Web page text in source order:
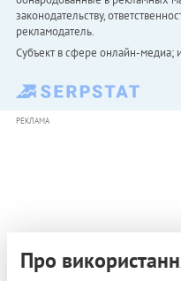
законодательству,
рекламодатель.
Субъект в сфере онлайн-медиа;
РЕКЛАМА
Про